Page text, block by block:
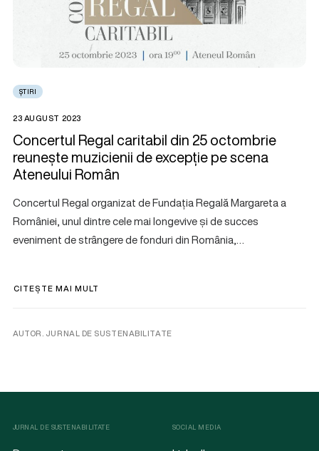
ȘTIRI
23 AUGUST 2023
Concertul Regal caritabil din 25 octombrie
reunește muzicienii de excepție pe scena
Ateneului Român
Concertul Regal organizat de Fundația Regală Margareta a
României, unul dintre cele mai longevive și de succes
eveniment de strângere de fonduri din România,…
CITEȘTE MAI MULT
AUTOR. JURNAL DE SUSTENABILITATE
JURNAL DE SUSTENABILITATE SOCIAL MEDIA